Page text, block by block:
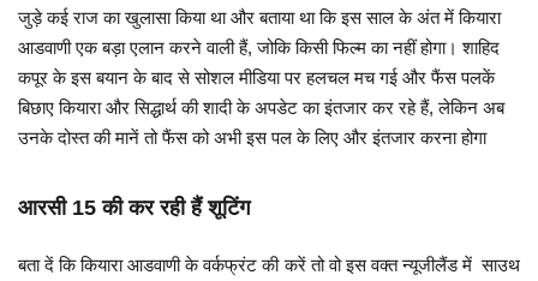
जुड़े कई राज का खुलासा किया था और बताया था कि इस साल के अंत में कियारा
आडवाणी एक बड़ा एलान करने वाली हैं, जोकि किसी फिल्म का नहीं होगा। शाहिद
कपूर के इस बयान के बाद से सोशल मीडिया पर हलचल मच गई और फैंस पलकें
बिछाए कियारा और सिद्धार्थ की शादी के अपडेट का इंतजार कर रहे हैं, लेकिन अब
उनके दोस्त की मानें तो फैंस को अभी इस पल के लिए और इंतजार करना होगा
आरसी 15 की कर रही हैं शूटिंग
बता दें कि कियारा आडवाणी के वर्कफ्रंट की करें तो वो इस वक्त न्यूजीलैंड में साउथ